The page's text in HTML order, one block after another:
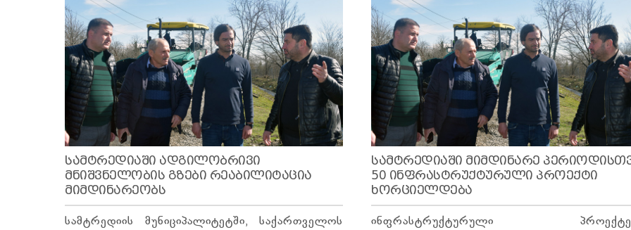
ᲡᲐᲛᲢᲠᲔᲓᲘᲐᲨᲘ ᲐᲓᲒᲘᲚᲝᲑᲠᲘᲕᲘ
ᲛᲜᲘᲨᲕᲜᲔᲚᲝᲑᲘᲡ ᲒᲖᲔᲑᲘ ᲠᲔᲐᲑᲘᲚᲘᲢᲐᲪᲘᲐ
ᲛᲘᲛᲓᲘᲜᲐᲠᲔᲝᲑᲡ
სამტრედიის მუნიციპალიტეტში, საქართველოს
ᲡᲐᲛᲢᲠᲔᲓᲘᲐᲨᲘ ᲛᲘᲛᲓᲘᲜᲐᲠᲔ
50 ᲘᲜᲤᲠᲐᲡᲢᲠᲣᲥᲢᲣᲠᲣᲚᲘ ᲞᲠᲝᲔᲥᲢᲘ
ᲮᲝᲠᲪᲘᲔᲚᲓᲔᲑᲐ
ინფრასტრუქტურული